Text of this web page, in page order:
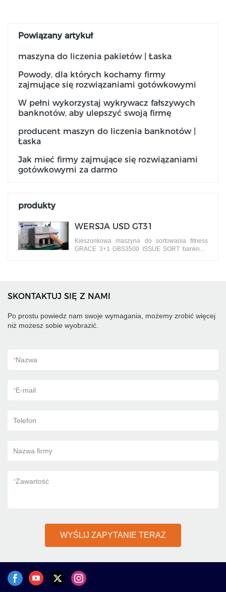
Powiązany artykuł
maszyna do liczenia pakietów | Łaska
Powody, dla których kochamy firmy
zajmujące się rozwiązaniami gotówkowymi
W pełni wykorzystaj wykrywacz fałszywych
banknotów, aby ulepszyć swoją firmę
producent maszyn do liczenia banknotów |
Łaska
Jak mieć firmy zajmujące się rozwiązaniami
gotówkowymi za darmo
produkty
WERSJA USD GT31
Kieszonkowa maszyna do sortowania fitness
GRACE 3+1 GBS3500 ISSUE SORT banknoty
SKONTAKTUJ SIĘ Z NAMI
Po prostu powiedz nam swoje wymagania, możemy zrobić więcej
niż możesz sobie wyobrazić.
*Nazwa
*E-mail
Telefon
Nazwa firmy
*Zawartość
WYŚLIJ ZAPYTANIE TERAZ